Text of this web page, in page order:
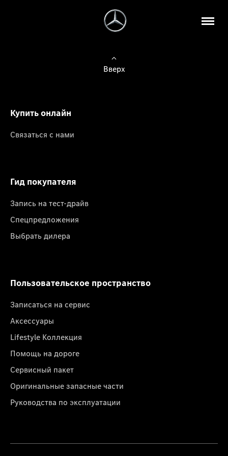
Вверх
Купить онлайн
Связаться с нами
Гид покупателя
Запись на тест-драйв
Спецпредложения
Выбрать дилера
Пользовательское пространство
Записаться на сервис
Аксессуары
Lifestyle Коллекция
Помощь на дороге
Сервисный пакет
Оригинальные запасные части
Руководства по эксплуатации